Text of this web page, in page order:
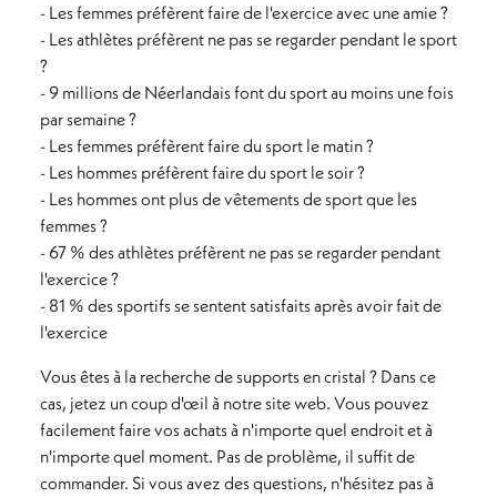
- Les femmes préfèrent faire de l'exercice avec une amie ?
- Les athlètes préfèrent ne pas se regarder pendant le sport
?
- 9 millions de Néerlandais font du sport au moins une fois
par semaine ?
- Les femmes préfèrent faire du sport le matin ?
- Les hommes préfèrent faire du sport le soir ?
- Les hommes ont plus de vêtements de sport que les
femmes ?
- 67 % des athlètes préfèrent ne pas se regarder pendant
l'exercice ?
- 81 % des sportifs se sentent satisfaits après avoir fait de
l'exercice
Vous êtes à la recherche de supports en cristal ? Dans ce
cas, jetez un coup d'œil à notre site web. Vous pouvez
facilement faire vos achats à n'importe quel endroit et à
n'importe quel moment. Pas de problème, il suffit de
commander. Si vous avez des questions, n'hésitez pas à